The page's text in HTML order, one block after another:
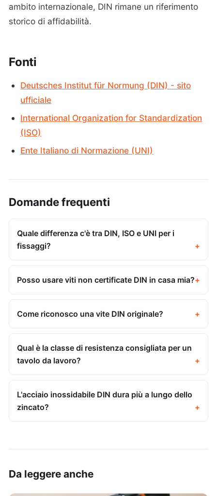
ambito internazionale, DIN rimane un riferimento
storico di affidabilità.
Fonti
Deutsches Institut für Normung (DIN) - sito
ufficiale
International Organization for Standardization
(ISO)
Ente Italiano di Normazione (UNI)
Domande frequenti
Quale differenza c'è tra DIN, ISO e UNI per i
fissaggi?
Posso usare viti non certificate DIN in casa mia?
Come riconosco una vite DIN originale?
Qual è la classe di resistenza consigliata per un
tavolo da lavoro?
L'acciaio inossidabile DIN dura più a lungo dello
zincato?
Da leggere anche